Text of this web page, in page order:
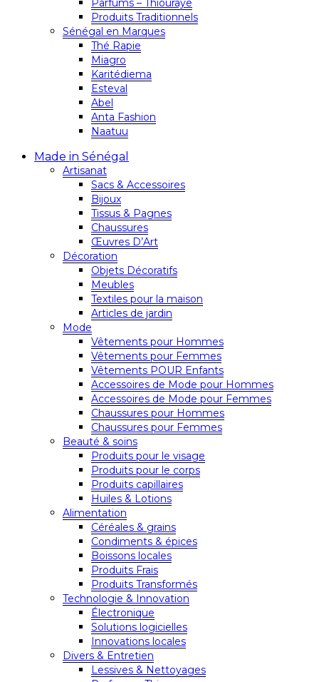
Parfums – Thiouraye
Produits Traditionnels
Sénégal en Marques
Thé Rapie
Miagro
Karitédiema
Esteval
Abel
Anta Fashion
Naatuu
Made in Sénégal
Artisanat
Sacs & Accessoires
Bijoux
Tissus & Pagnes
Chaussures
Œuvres D’Art
Décoration
Objets Décoratifs
Meubles
Textiles pour la maison
Articles de jardin
Mode
Vêtements pour Hommes
Vêtements pour Femmes
Vêtements POUR Enfants
Accessoires de Mode pour Hommes
Accessoires de Mode pour Femmes
Chaussures pour Hommes
Chaussures pour Femmes
Beauté & soins
Produits pour le visage
Produits pour le corps
Produits capillaires
Huiles & Lotions
Alimentation
Céréales & grains
Condiments & épices
Boissons locales
Produits Frais
Produits Transformés
Technologie & Innovation
Électronique
Solutions logicielles
Innovations locales
Divers & Entretien
Lessives & Nettoyages